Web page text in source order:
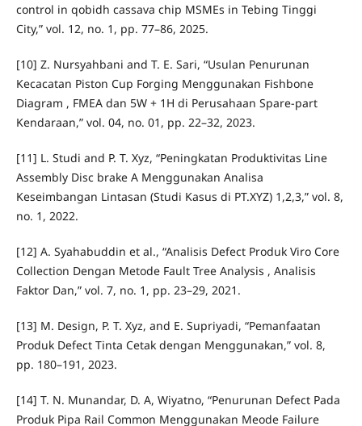
control in qobidh cassava chip MSMEs in Tebing Tinggi
City,” vol. 12, no. 1, pp. 77–86, 2025.
[10] Z. Nursyahbani and T. E. Sari, “Usulan Penurunan
Kecacatan Piston Cup Forging Menggunakan Fishbone
Diagram , FMEA dan 5W + 1H di Perusahaan Spare-part
Kendaraan,” vol. 04, no. 01, pp. 22–32, 2023.
[11] L. Studi and P. T. Xyz, “Peningkatan Produktivitas Line
Assembly Disc brake A Menggunakan Analisa
Keseimbangan Lintasan (Studi Kasus di PT.XYZ) 1,2,3,” vol. 8,
no. 1, 2022.
[12] A. Syahabuddin et al., “Analisis Defect Produk Viro Core
Collection Dengan Metode Fault Tree Analysis , Analisis
Faktor Dan,” vol. 7, no. 1, pp. 23–29, 2021.
[13] M. Design, P. T. Xyz, and E. Supriyadi, “Pemanfaatan
Produk Defect Tinta Cetak dengan Menggunakan,” vol. 8,
pp. 180–191, 2023.
[14] T. N. Munandar, D. A, Wiyatno, “Penurunan Defect Pada
Produk Pipa Rail Common Menggunakan Meode Failure